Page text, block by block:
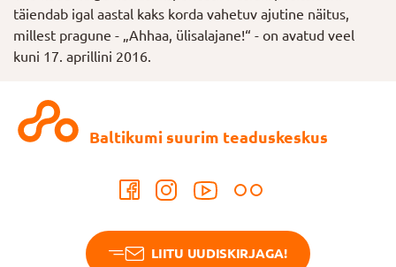
täiendab igal aastal kaks korda vahetuv ajutine näitus,
millest pragune - „Ahhaa, ülisalajane!“ - on avatud veel
kuni 17. aprillini 2016.
Baltikumi suurim teaduskeskus
LIITU UUDISKIRJAGA!